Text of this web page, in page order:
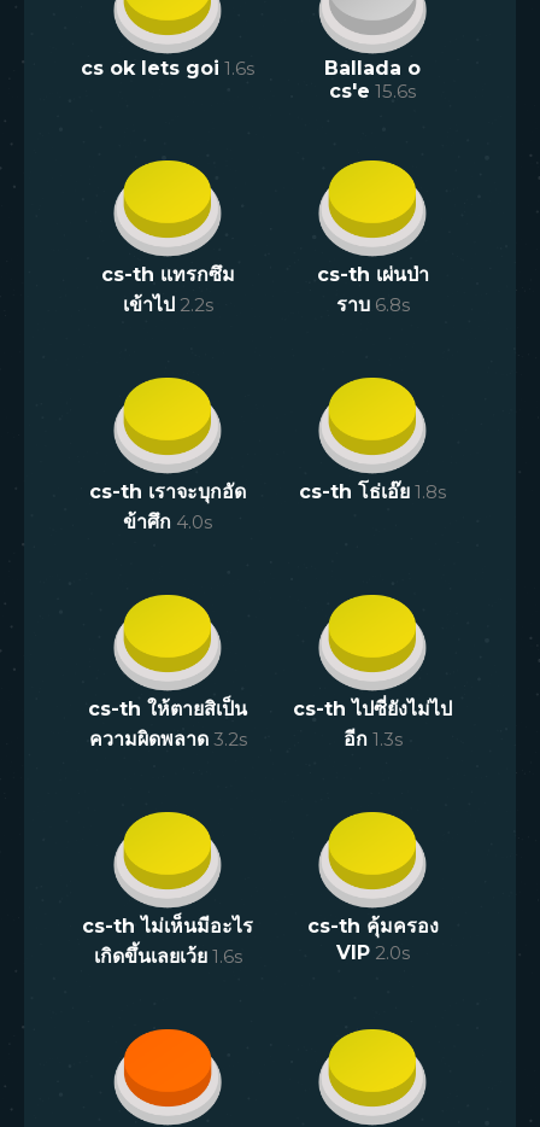
cs ok lets goi 1.6s
Ballada o
cs'e 15.6s
cs-th เเทรกซึม
เข้าไป 2.2s
cs-th เผ่นป่า
ราบ 6.8s
cs-th เราจะบุกอัด
ข้าศึก 4.0s
cs-th โธ่เอ๊ย 1.8s
cs-th ให้ตายสิเป็น
ความผิดพลาด 3.2s
cs-th ไปซี่ยังไม่ไป
อีก 1.3s
cs-th ไม่เห็นมีอะไร
เกิดขึ้นเลยเว้ย 1.6s
cs-th คุ้มครอง
VIP 2.0s